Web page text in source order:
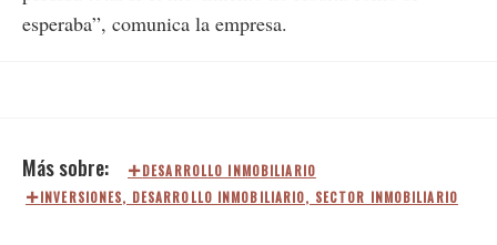
esperaba”, comunica la empresa.
DESARROLLO INMOBILIARIO
INVERSIONES, DESARROLLO INMOBILIARIO, SECTOR INMOBILIARIO